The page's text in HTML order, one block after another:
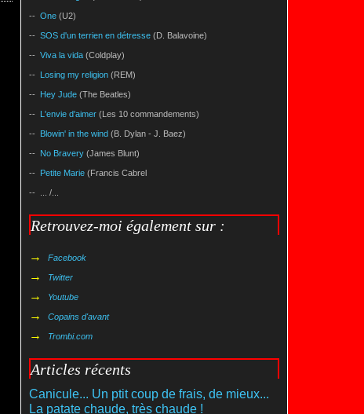
-- One(U2)
-- SOS d'un terrien en détresse(D. Balavoine)
-- Viva la vida(Coldplay)
-- Losing my religion(REM)
-- Hey Jude(The Beatles)
-- L'envie d'aimer(Les 10 commandements)
-- Blowin' in the wind (B. Dylan - J. Baez)
-- No Bravery (James Blunt)
-- Petite Marie (Francis Cabrel
-- ... /...
Retrouvez-moi également sur :
→ Facebook
→ Twitter
→ Youtube
→ Copains d'avant
→ Trombi.com
Articles récents
Canicule... Un ptit coup de frais, de mieux...
La patate chaude, très chaude !